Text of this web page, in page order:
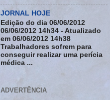
JORNAL HOJE
Edição do dia 06/06/2012
06/06/2012 14h34 - Atualizado
em 06/06/2012 14h38
Trabalhadores sofrem para
conseguir realizar uma perícia
médica ...
ADVERTÊNCIA